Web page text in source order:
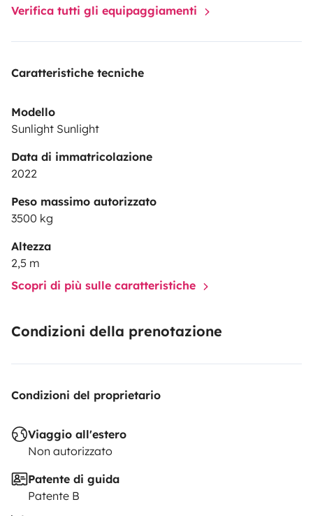
Verifica tutti gli equipaggiamenti
Caratteristiche tecniche
Modello
Sunlight Sunlight
Data di immatricolazione
2022
Peso massimo autorizzato
3500 kg
Altezza
2,5 m
Scopri di più sulle caratteristiche
Condizioni della prenotazione
Condizioni del proprietario
Viaggio all'estero
Non autorizzato
Patente di guida
Patente B